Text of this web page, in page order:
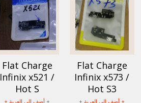
Flat Charge
Infinix x573 /
Hot S3
+ أضف إلي العربة +
Flat Charge
Infinix x521 /
Hot S
+ أضف إلي العربة +